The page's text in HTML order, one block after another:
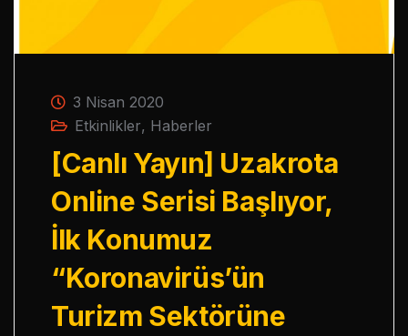
3 Nisan 2020
Etkinlikler, Haberler
[Canlı Yayın] Uzakrota
Online Serisi Başlıyor,
İlk Konumuz
“Koronavirüs’ün
Turizm Sektörüne